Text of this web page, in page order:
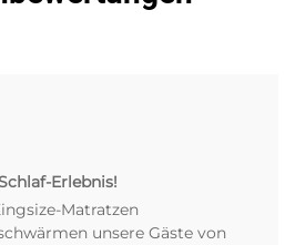
Erlebnis!
Matratzen
unsere Gäste von